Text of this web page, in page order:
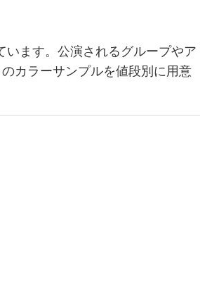
います。公演されるグループやア
カラーサンプルを値段別に用意